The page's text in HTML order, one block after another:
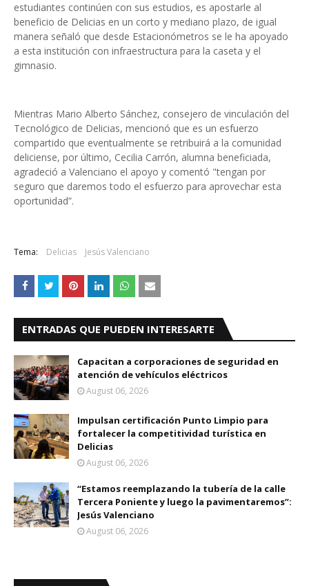
estudiantes continúen con sus estudios, es apostarle al
beneficio de Delicias en un corto y mediano plazo, de igual
manera señaló que desde Estacionómetros se le ha apoyado
a esta institución con infraestructura para la caseta y el
gimnasio.
Mientras Mario Alberto Sánchez, consejero de vinculación del
Tecnológico de Delicias, mencionó que es un esfuerzo
compartido que eventualmente se retribuirá a la comunidad
deliciense, por último, Cecilia Carrón, alumna beneficiada,
agradeció a Valenciano el apoyo y comentó "tengan por
seguro que daremos todo el esfuerzo para aprovechar esta
oportunidad”.
Tema: Delicias Jesús Valenciano
ENTRADAS QUE PUEDEN INTERESARTE
Capacitan a corporaciones de seguridad en
atención de vehículos eléctricos
August 06, 2026
Impulsan certificación Punto Limpio para
fortalecer la competitividad turística en
Delicias
August 06, 2026
“Estamos reemplazando la tubería de la calle
Tercera Poniente y luego la pavimentaremos”:
Jesús Valenciano
August 06, 2026